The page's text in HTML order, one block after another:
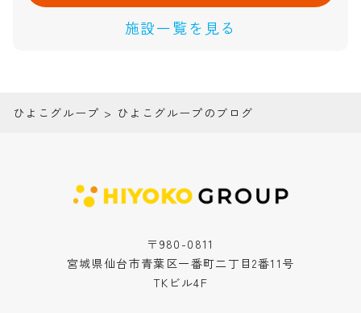
施設一覧を見る
ひよこグループ > ひよこグループのブログ
〒980-0811
宮城県仙台市青葉区一番町二丁目2番11号
TKビル4F